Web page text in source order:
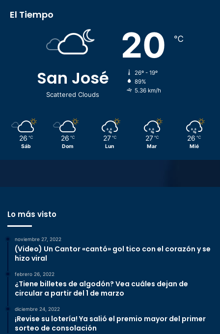
El Tiempo
San José
Scattered Clouds
20 ℃
26º - 19º
89%
5.36 km/h
26 ℃
Sáb
26 ℃
Dom
27 ℃
Lun
27 ℃
Mar
26 ℃
Mié
Lo más visto
noviembre 27, 2022
(Video) Un Cantor «cantó» gol tico con el corazón y se
hizo viral
febrero 26, 2022
¿Tiene billetes de algodón? Vea cuáles dejan de
circular a partir del 1 de marzo
diciembre 24, 2022
¡Revise su lotería! Ya salió el premio mayor del primer
sorteo de consolación